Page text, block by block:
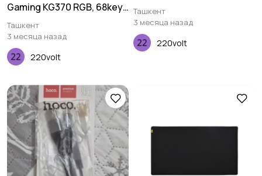
Gaming KG370 RGB, 68key,
Gateron Brown Switch,
USB, Black, Ukr
Ташкент
3 месяца назад
220volt
Ташкент
3 месяца назад
220volt